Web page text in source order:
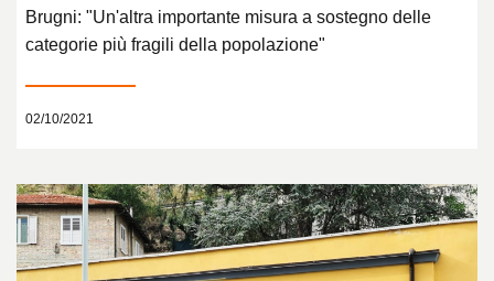
Brugni: "Un'altra importante misura a sostegno delle
categorie più fragili della popolazione"
02/10/2021